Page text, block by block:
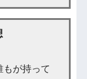
もが持って